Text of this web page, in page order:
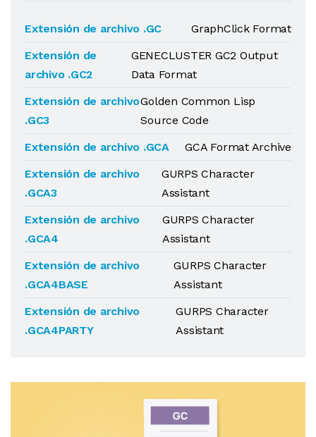
Extensión de archivo .GC
GraphClick Format
Extensión de
archivo .GC2
GENECLUSTER GC2 Output
Data Format
Extensión de archivo
.GC3
Golden Common Lisp
Source Code
Extensión de archivo .GCA
GCA Format Archive
Extensión de archivo
.GCA3
GURPS Character
Assistant
Extensión de archivo
.GCA4
GURPS Character
Assistant
Extensión de archivo
.GCA4BASE
GURPS Character
Assistant
Extensión de archivo
.GCA4PARTY
GURPS Character
Assistant